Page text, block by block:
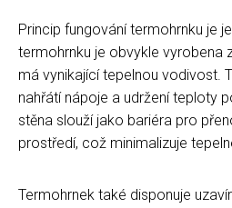
Princip fungování termohrnku je
termohrnku je obvykle vyrobena
má vynikající tepelnou vodivost.
nahřátí nápoje a udržení teploty
stěna slouží jako bariéra pro
prostředí, což minimalizuje
Termohrnek také disponuje